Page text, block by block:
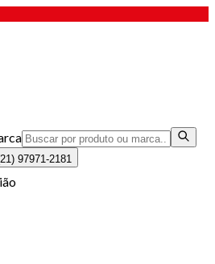
97971-2181